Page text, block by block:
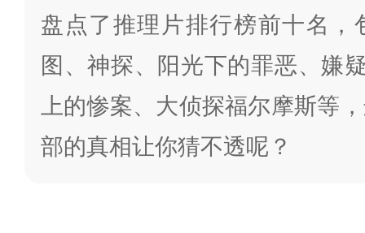
盘点了推理片排行榜前十名，
图、神探、阳光下的罪恶、嫌
上的惨案、大侦探福尔摩斯等
部的真相让你猜不透呢？